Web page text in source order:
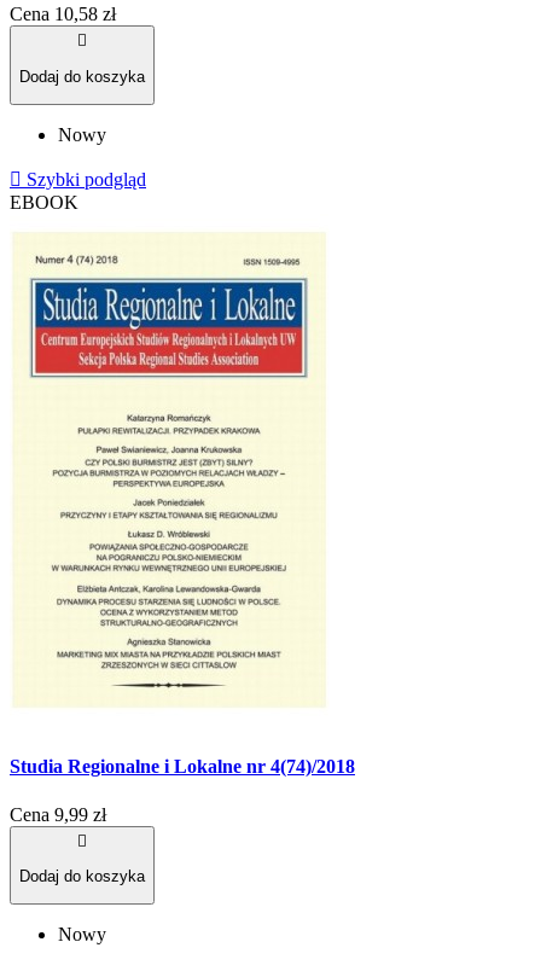
Cena 10,58 zł

Dodaj do koszyka
Nowy
 Szybki podgląd
EBOOK
Studia Regionalne i Lokalne nr 4(74)/2018
Cena 9,99 zł

Dodaj do koszyka
Nowy